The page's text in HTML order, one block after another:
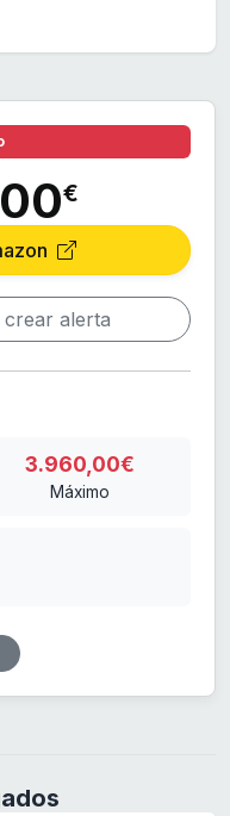
€
crear alerta
3.960,00€
Máximo